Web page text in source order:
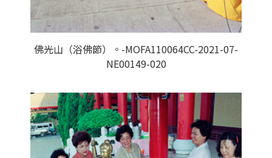
佛光山（浴佛節）。-MOFA110064CC-2021-07-
NE00149-020